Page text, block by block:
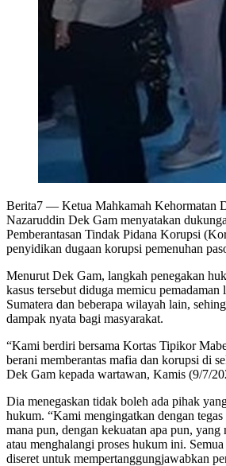
Berita7 — Ketua Mahkamah Kehormatan
Nazaruddin Dek Gam menyatakan
Pemberantasan Tindak Pidana Korupsi
penyidikan dugaan korupsi pemenuhan
Menurut Dek Gam, langkah penegakan
kasus tersebut diduga memicu pemadaman
Sumatera dan beberapa wilayah lain,
dampak nyata bagi masyarakat.
“Kami berdiri bersama Kortas Tipikor
berani memberantas mafia dan korupsi di
Dek Gam kepada wartawan, Kamis (9/7/
Dia menegaskan tidak boleh ada pihak
hukum. “Kami mengingatkan dengan
mana pun, dengan kekuatan apa pun, yang
atau menghalangi proses hukum ini.
diseret untuk mempertanggungjawabkan